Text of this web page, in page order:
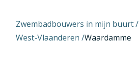
Zwembadbouwers in mijn buurt /
West-Vlaanderen /Waardamme